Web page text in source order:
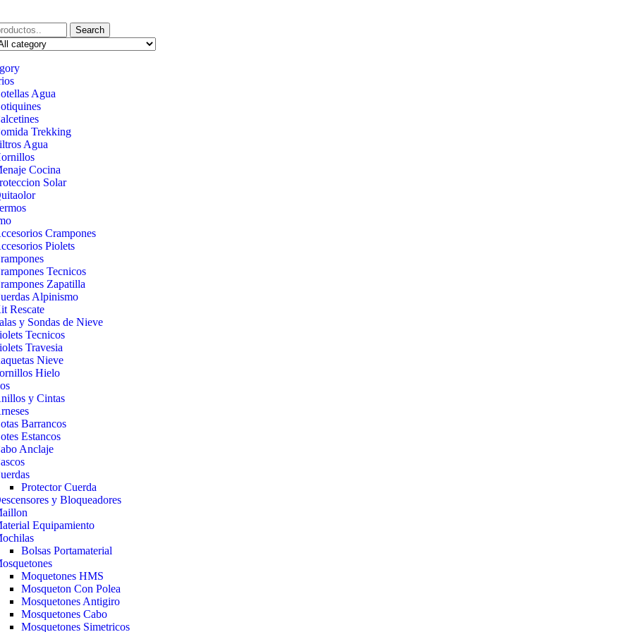
Search
Agua
Trekking
Agua
Cocina
Solar
Crampones
Piolets
Tecnicos
Zapatilla
Alpinismo
Rescate
y Sondas de Nieve
Tecnicos
Travesia
Nieve
Hielo
y Cintas
Barrancos
Estancos
Anclaje
Protector Cuerda
y Bloqueadores
Equipamiento
Bolsas Portamaterial
Moquetones HMS
Mosqueton Con Polea
Mosquetones Antigiro
Mosquetones Cabo
Mosquetones Simetricos